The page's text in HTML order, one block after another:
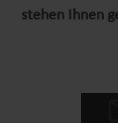
stehen Ihnen